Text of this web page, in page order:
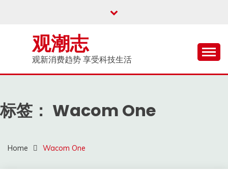
观潮志
观新消费趋势 享受科技生活
标签： Wacom One
Home Wacom One